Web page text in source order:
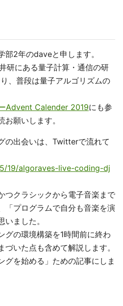
部2年のdaveと申します。
研にある量子計算・通信の研
、普段は量子アルゴリズムの
Advent Calender 2019にも参
願いします。
の出会いは、Twitterで流れて
19/algoraves-live-coding-dj
つクラシックから電子音楽まで
「プログラムで自分も音楽を演
ました。
グの環境構築を1時間前に終わ
いた点も含めて解説します。
グを始める」ための記事にしま